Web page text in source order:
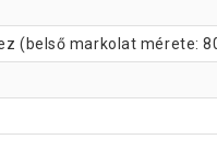
(belső markolat mérete: